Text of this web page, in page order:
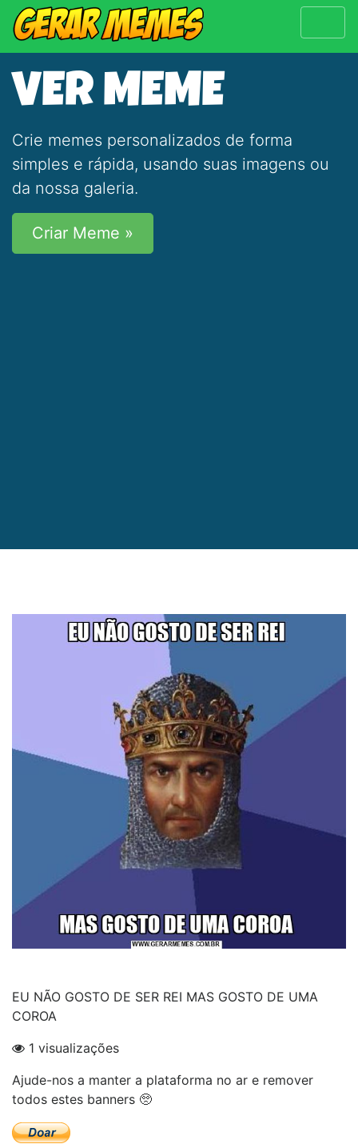
VER MEME
Crie memes personalizados de forma
simples e rápida, usando suas imagens ou
da nossa galeria.
Criar Meme »
EU NÃO GOSTO DE SER REI MAS GOSTO DE UMA
COROA
1 visualizações
Ajude-nos a manter a plataforma no ar e remover
todos estes banners 🥺